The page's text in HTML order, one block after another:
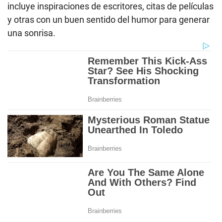
incluye inspiraciones de escritores, citas de películas
y otras con un buen sentido del humor para generar
una sonrisa.